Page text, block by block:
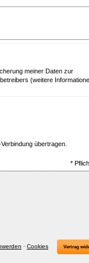
meiner Daten zur
(weitere
übertragen.
*
· Cookies Vertrag